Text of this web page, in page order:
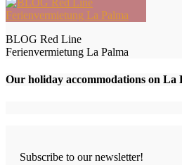
BLOG Red Line
Ferienvermietung La Palma
Our holiday accommodations on La
Subscribe to our newsletter!